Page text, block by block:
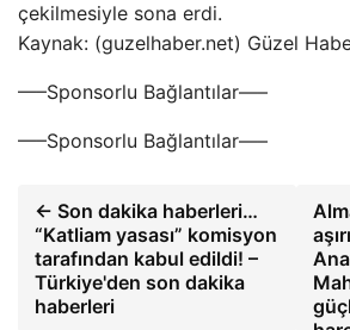
çekilmesiyle sona erdi.
Kaynak: (guzelhaber.net) Güzel
—–Sponsorlu Bağlantılar—–
—–Sponsorlu Bağlantılar—–
← Son dakika haberleri…
“Katliam yasası” komisyon
tarafından kabul edildi! –
Türkiye'den son dakika
haberleri